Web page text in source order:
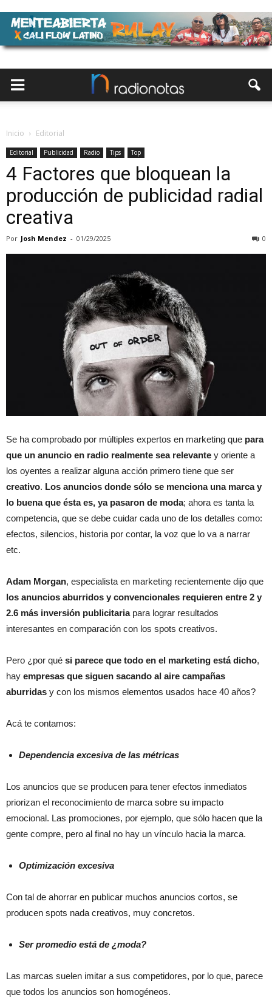
Inicio Editorial
Editorial Publicidad Radio Tips Top
4 Factores que bloquean la
producción de publicidad radial
creativa
Por Josh Mendez - 01/29/2025 0
Se ha comprobado por múltiples expertos en marketing que para
que un anuncio en radio realmente sea relevante y oriente a
los oyentes a realizar alguna acción primero tiene que ser
creativo. Los anuncios donde sólo se menciona una marca y
lo buena que ésta es, ya pasaron de moda; ahora es tanta la
competencia, que se debe cuidar cada uno de los detalles como:
efectos, silencios, historia por contar, la voz que lo va a narrar
etc.
Adam Morgan, especialista en marketing recientemente dijo que
los anuncios aburridos y convencionales requieren entre 2 y
2.6 más inversión publicitariapara lograr resultados
interesantes en comparación con los spots creativos.
Pero ¿por qué si parece que todo en el marketing está dicho,
hay empresas que siguen sacando al aire campañas
aburridas y con los mismos elementos usados hace 40 años?
Acá te contamos:
Dependencia excesiva de las métricas
Los anuncios que se producen para tener efectos inmediatos
priorizan el reconocimiento de marca sobre su impacto
emocional. Las promociones, por ejemplo, que sólo hacen que la
gente compre, pero al final no hay un vínculo hacia la marca.
Optimización excesiva
Con tal de ahorrar en publicar muchos anuncios cortos, se
producen spots nada creativos, muy concretos.
Ser promedio está de ¿moda?
Las marcas suelen imitar a sus competidores, por lo que, parece
que todos los anuncios son homogéneos.